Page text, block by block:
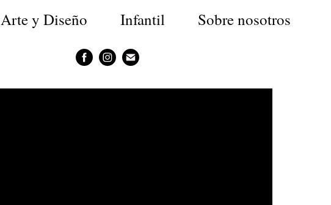
Arte y Diseño Infantil Sobre nosotros